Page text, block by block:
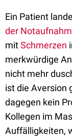
Ein Patient
der
mitSchmerzen
merkwürdige
nicht mehr
ist die Aversion
dagegen kein
Kollegen im
Auffälligkeiten,